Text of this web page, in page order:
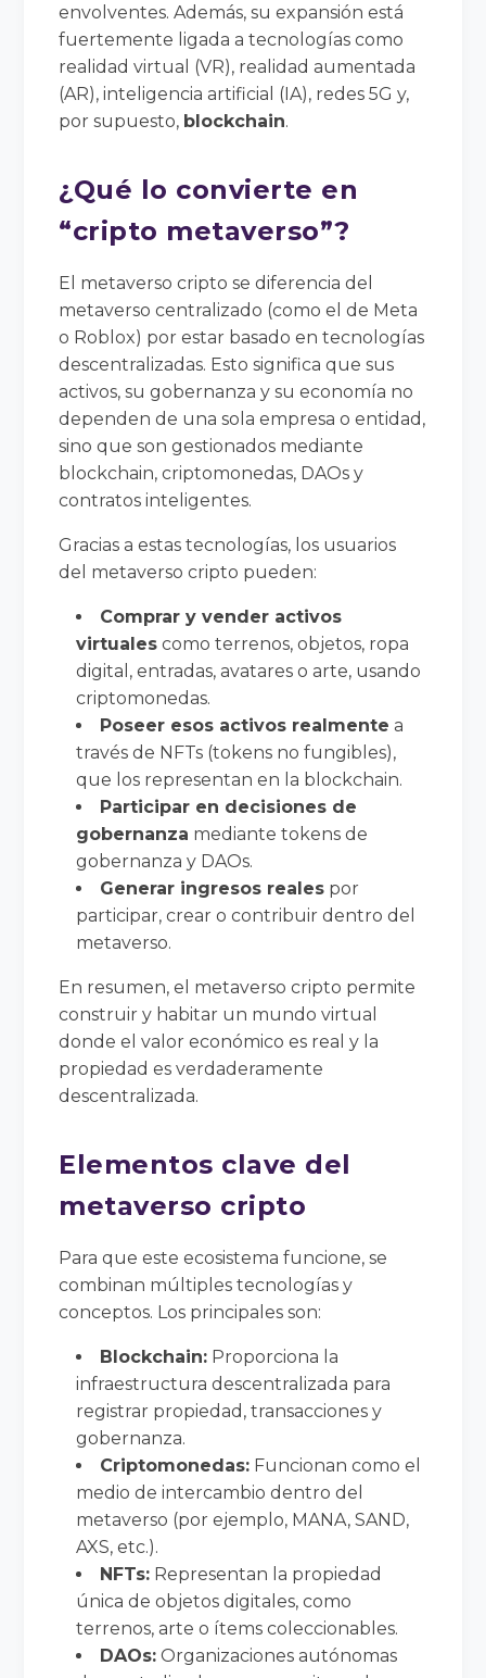
envolventes. Además, su expansión está
fuertemente ligada a tecnologías como
realidad virtual (VR), realidad aumentada
(AR), inteligencia artificial (IA), redes 5G y,
por supuesto, blockchain.
¿Qué lo convierte en
“cripto metaverso”?
El metaverso cripto se diferencia del
metaverso centralizado (como el de Meta
o Roblox) por estar basado en tecnologías
descentralizadas. Esto significa que sus
activos, su gobernanza y su economía no
dependen de una sola empresa o entidad,
sino que son gestionados mediante
blockchain, criptomonedas, DAOs y
contratos inteligentes.
Gracias a estas tecnologías, los usuarios
del metaverso cripto pueden:
Comprar y vender activos
virtuales como terrenos, objetos, ropa
digital, entradas, avatares o arte, usando
criptomonedas.
Poseer esos activos realmente a
través de NFTs (tokens no fungibles),
que los representan en la blockchain.
Participar en decisiones de
gobernanza mediante tokens de
gobernanza y DAOs.
Generar ingresos reales por
participar, crear o contribuir dentro del
metaverso.
En resumen, el metaverso cripto permite
construir y habitar un mundo virtual
donde el valor económico es real y la
propiedad es verdaderamente
descentralizada.
Elementos clave del
metaverso cripto
Para que este ecosistema funcione, se
combinan múltiples tecnologías y
conceptos. Los principales son:
Blockchain: Proporciona la
infraestructura descentralizada para
registrar propiedad, transacciones y
gobernanza.
Criptomonedas: Funcionan como el
medio de intercambio dentro del
metaverso (por ejemplo, MANA, SAND,
AXS, etc.).
NFTs: Representan la propiedad
única de objetos digitales, como
terrenos, arte o ítems coleccionables.
DAOs: Organizaciones autónomas